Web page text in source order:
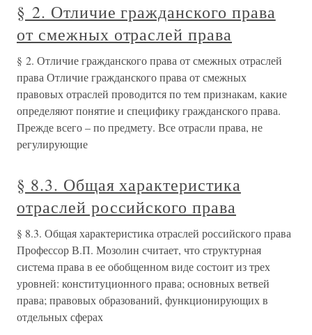
§ 2. Отличие гражданского права
от смежных отраслей права
§ 2. Отличие гражданского права от смежных отраслей
права Отличие гражданского права от смежных
правовых отраслей проводится по тем признакам, какие
определяют понятие и специфику гражданского права.
Прежде всего – по предмету. Все отрасли права, не
регулирующие
§ 8.3. Общая характеристика
отраслей российского права
§ 8.3. Общая характеристика отраслей российского права
Профессор В.П. Мозолин считает, что структурная
система права в ее обобщенном виде состоит из трех
уровней: конституционного права; основных ветвей
права; правовых образований, функционирующих в
отдельных сферах